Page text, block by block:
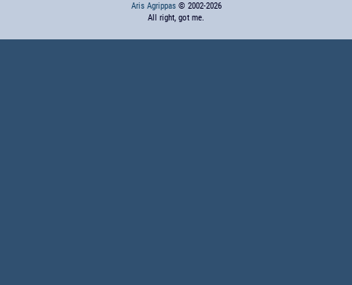
Aris Agrippas© 2002-2026
All right, got me.